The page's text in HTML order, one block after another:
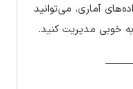
آماری، می‌توانید
خوبی مدیریت کنید.